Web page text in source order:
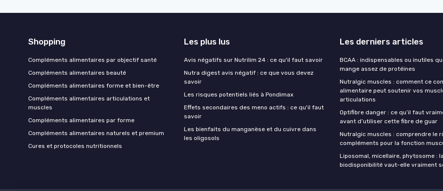
Shopping
Compléments alimentaires par objectif santé
Compléments alimentaires beauté
Compléments alimentaires forme et bien-être
Compléments alimentaires articulations et
muscles
Compléments alimentaires par forme
Compléments alimentaires naturels et premium
Cures et protocoles nutritionnels
Les plus lus
Avis négatifs sur Nutrilim 24 : ce qu'il faut savoir
Nutra digest avis négatif : ce que vous devez
savoir
Les risques potentiels liés à Pondimax
Effets secondaires des meno actifs : ce qu'il faut
savoir
Les bienfaits du manganèse et du cuivre dans
les oligosols
Les derniers articles
BCAA : indispensables ou inutiles
mange assez de protéines
Nutralgic muscles : comment ce
alimentaire peut soutenir vos
articulations
Optifibre danger : ce qu’il faut
avant d’utiliser cette fibre de guar
Nutralgic muscles : comprendre le
compléments pour la fonction
Liposomal, micellaire, phytosome : la
biodisponibilité vaut-elle vraiment